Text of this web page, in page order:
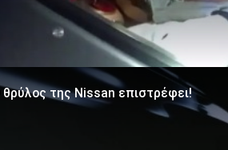
θρύλος της Nissan επιστρέφει!